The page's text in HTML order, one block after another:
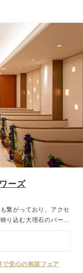
ーズ
繋がっており、アクセ
り込む大理石のバージ
じられるチャペル、親
のシーンを演出いたし
で安心の相談フェア